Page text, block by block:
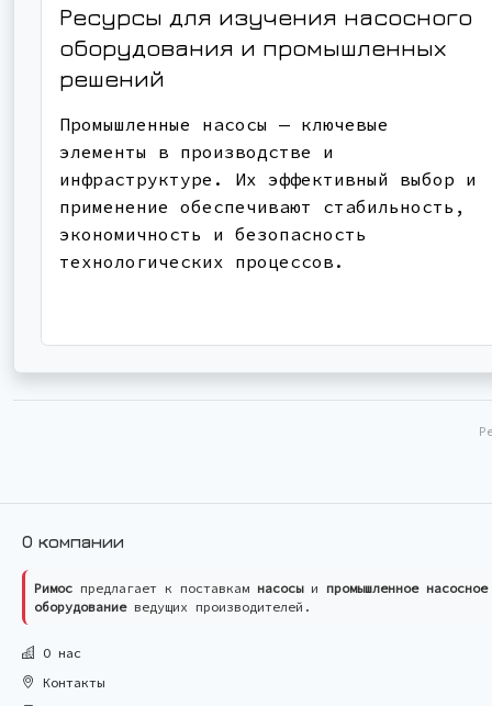
Ресурсы для изучения насосного
оборудования и промышленных
решений
Промышленные насосы — ключевые
элементы в производстве и
инфраструктуре. Их эффективный выбор и
применение обеспечивают стабильность,
экономичность и безопасность
технологических процессов.
О компании
Римос предлагает к поставкам насосыи промышленное насосное
оборудованиеведущих производителей.
О нас
Контакты